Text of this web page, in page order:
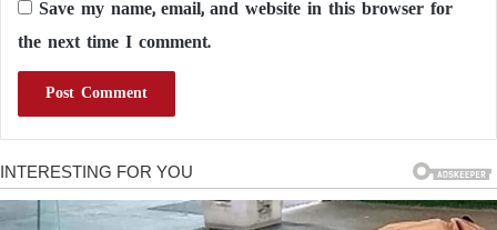
Save my name, email, and website in this browser for
the next time I comment.